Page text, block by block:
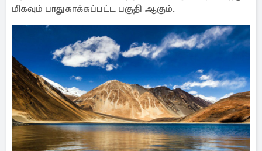
மிகவும் பாதுகாக்கப்பட்ட பகுதி ஆகும்.